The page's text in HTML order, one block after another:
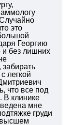
это
Георгию
и без лишних
забирать
легкой
что все под
В клинике
мне
груди